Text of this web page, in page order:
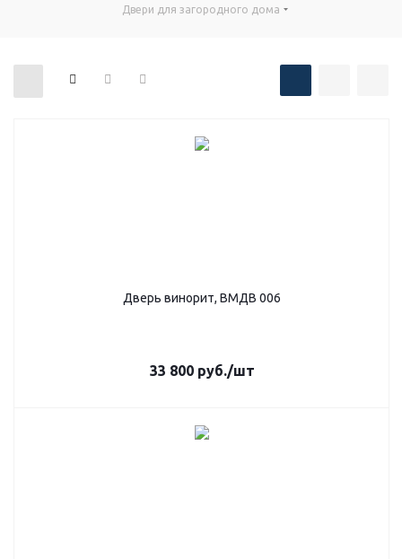
Двери для загородного дома
Дверь винорит, ВМДВ 006
33 800руб./шт